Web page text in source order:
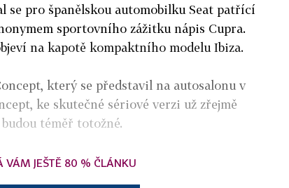
se pro španělskou automobilku Seat patřící
sportovního zážitku nápis Cupra.
na kapotě kompaktního modelu Ibiza.
který se představil na autosalonu v
ke skutečné sériové verzi už zřejmě
téměř totožné.
VÁM JEŠTĚ 80 % ČLÁNKU